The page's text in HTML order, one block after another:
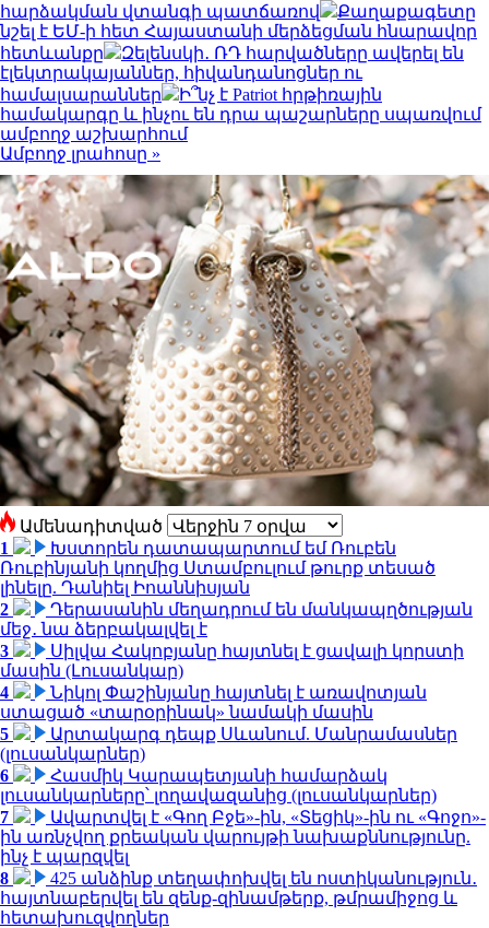
հարձակման վտանգի պատճառով
Քաղաքագետը
նշել է ԵՄ-ի հետ Հայաստանի մերձեցման հնարավոր
հետևանքը
Զելենսկի․ ՌԴ հարվածները ավերել են
էլեկտրակայաններ, հիվանդանոցներ ու
համալսարաններ
Ի՞նչ է Patriot հրթիռային
համակարգը և ինչու են դրա պաշարները սպառվում
ամբողջ աշխարհում
Ամբողջ լրահոսը »
Ամենադիտված
1
Խստորեն դատապարտում եմ Ռուբեն
Ռուբինյանի կողմից Ստամբուլում թուրք տեսած
լինելը. Դանիել Իոաննիսյան
2
Դերասանին մեղադրում են մանկապղծության
մեջ․ նա ձերբակալվել է
3
Սիլվա Հակոբյանը հայտնել է ցավալի կորստի
մասին (Լուսանկար)
4
Նիկոլ Փաշինյանը հայտնել է առավոտյան
ստացած «տարօրինակ» նամակի մասին
5
Արտակարգ դեպք Սևանում. Մանրամասներ
(լուսանկարներ)
6
Հասմիկ Կարապետյանի համարձակ
լուսանկարները՝ լողավազանից (լուսանկարներ)
7
Ավարտվել է «Գող Բջե»-ին, «Տեցիկ»-ին ու «Գոջո»-
ին առնչվող քրեական վարույթի նախաքննությունը.
ինչ է պարզվել
8
425 անձինք տեղափոխվել են ոստիկանություն․
հայտնաբերվել են զենք-զինամթերք, թմրամիջոց և
հետախուզվողներ